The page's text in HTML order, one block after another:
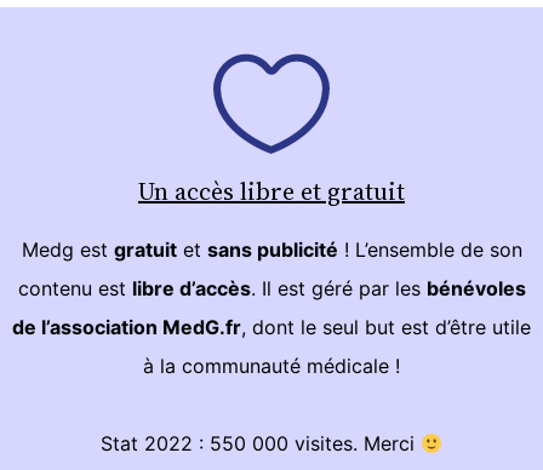
Un accès libre et gratuit
Medg est gratuitet sans publicité ! L’ensemble de son
contenu est libre d’accès. Il est géré par les bénévoles
de l’association MedG.fr, dont le seul but est d’être utile
à la communauté médicale !
Stat 2022 : 550 000 visites. Merci